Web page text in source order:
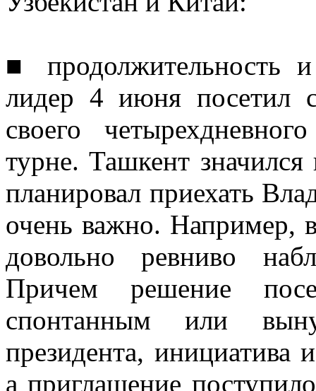
■ продолжительность и
лидер 4 июня посетил
своего
турне. Ташкент
планировал приехать
очень важно. Например,
довольно ревниво
Причем решение
спонтанным или
президента, инициатива
а приглашение